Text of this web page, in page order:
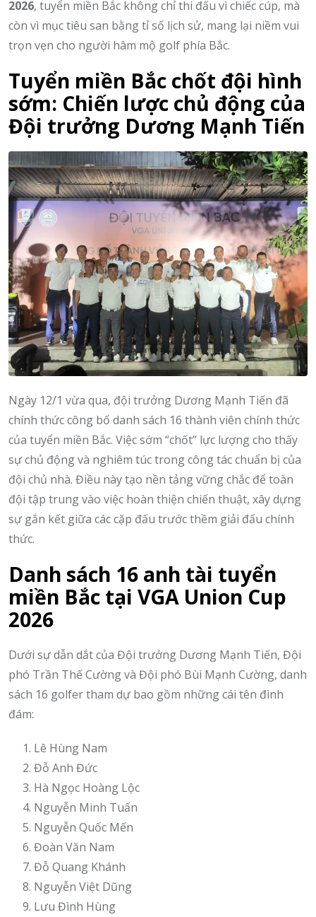
2026, tuyển miền Bắc không chỉ thi đấu vì chiếc cúp, mà
còn vì mục tiêu san bằng tỉ số lịch sử, mang lại niềm vui
trọn vẹn cho người hâm mộ golf phía Bắc.
Tuyển miền Bắc chốt đội hình
sớm: Chiến lược chủ động của
Đội trưởng Dương Mạnh Tiến
Ngày 12/1 vừa qua, đội trưởng Dương Mạnh Tiến đã
chính thức công bố danh sách 16 thành viên chính thức
của tuyển miền Bắc. Việc sớm “chốt” lực lượng cho thấy
sự chủ động và nghiêm túc trong công tác chuẩn bị của
đội chủ nhà. Điều này tạo nền tảng vững chắc để toàn
đội tập trung vào việc hoàn thiện chiến thuật, xây dựng
sự gắn kết giữa các cặp đấu trước thềm giải đấu chính
thức.
Danh sách 16 anh tài tuyển
miền Bắc tại VGA Union Cup
2026
Dưới sự dẫn dắt của Đội trưởng Dương Mạnh Tiến, Đội
phó Trần Thế Cường và Đội phó Bùi Mạnh Cường, danh
sách 16 golfer tham dự bao gồm những cái tên đình
đám:
Lê Hùng Nam
Đỗ Anh Đức
Hà Ngọc Hoàng Lộc
Nguyễn Minh Tuấn
Nguyễn Quốc Mến
Đoàn Văn Nam
Đỗ Quang Khánh
Nguyễn Việt Dũng
Lưu Đình Hùng